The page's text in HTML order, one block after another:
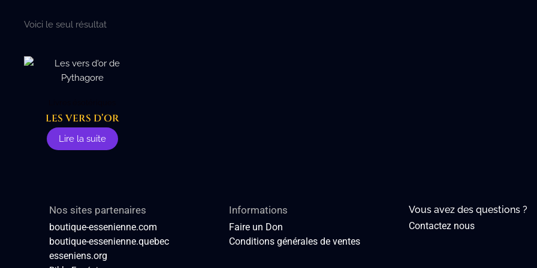
Voici le seul résultat
LES VERS D’OR
Lire la suite
Nos sites partenaires
boutique-essenienne.com
boutique-essenienne.quebec
esseniens.org
Informations
Faire un Don
Conditions générales de ventes
Vous avez des questions ?
Contactez nous